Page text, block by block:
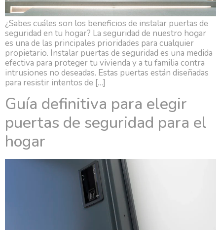
¿Sabes cuáles son los beneficios de instalar puertas de
seguridad en tu hogar? La seguridad de nuestro hogar
es una de las principales prioridades para cualquier
propietario. Instalar puertas de seguridad es una medida
efectiva para proteger tu vivienda y a tu familia contra
intrusiones no deseadas. Estas puertas están diseñadas
para resistir intentos de […]
Guía definitiva para elegir
puertas de seguridad para el
hogar